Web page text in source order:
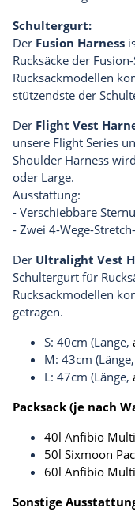
Schultergurt:
Der Fusion Harness
Rucksäcke der
Rucksackmodellen
stützendste der
Der Flight Vest
unsere Flight Series
Shoulder Harness
oder Large.
Ausstattung:
- Verschiebbare
- Zwei 4-Wege-
Der Ultralight Vest
Schultergurt für
Rucksackmodellen
getragen.
S: 40cm (Länge,
M: 43cm (Länge,
L: 47cm (Länge,
Packsack (je nach
40l Anfibio
50l Sixmoon
60l Anfibio
Sonstige